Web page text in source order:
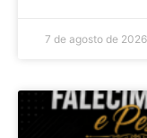
7 de agosto de 2026